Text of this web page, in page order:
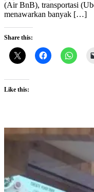
(Air BnB), transportasi
menawarkan banyak […]
Share this:
Like this: